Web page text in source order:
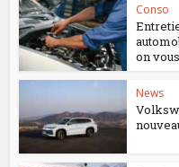
Conso
on
News